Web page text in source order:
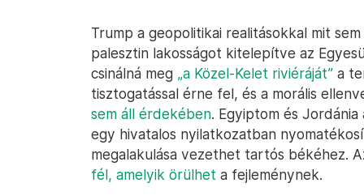
Trump a geopolitikai realitásokkal mit
palesztin lakosságot kitelepítve az
csinálná meg „a Közel-Kelet riviéráját” a
tisztogatással érne fel, és a morális
sem áll érdekében. Egyiptom és
egy hivatalos nyilatkozatban
megalakulása vezethet tartós békéhez.
fél, amelyik örülhet a fejleménynek.